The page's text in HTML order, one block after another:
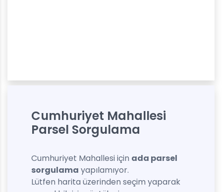
Cumhuriyet Mahallesi
Parsel Sorgulama
Cumhuriyet Mahallesi için ada parsel
sorgulama yapılamıyor.
Lütfen harita üzerinden seçim yaparak